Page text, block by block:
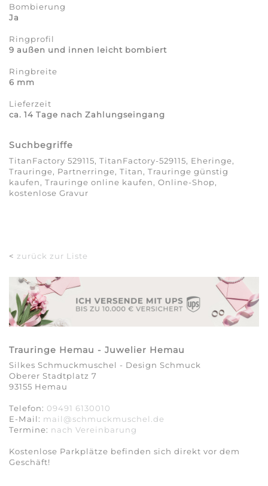
Bombierung
Ja
Ringprofil
9 außen und innen leicht bombiert
Ringbreite
6 mm
Lieferzeit
ca. 14 Tage nach Zahlungseingang
Suchbegriffe
TitanFactory 529115, TitanFactory-529115, Eheringe,
Trauringe, Partnerringe, Titan, Trauringe günstig
kaufen, Trauringe online kaufen, Online-Shop,
kostenlose Gravur
< zurück zur Liste
Trauringe Hemau - Juwelier Hemau
Silkes Schmuckmuschel - Design Schmuck
Oberer Stadtplatz 7
93155 Hemau
Telefon: 09491 6130010
E-Mail: mail@schmuckmuschel.de
Termine: nach Vereinbarung​​​​​​​
Kostenlose Parkplätze befinden sich direkt vor dem
Geschäft!